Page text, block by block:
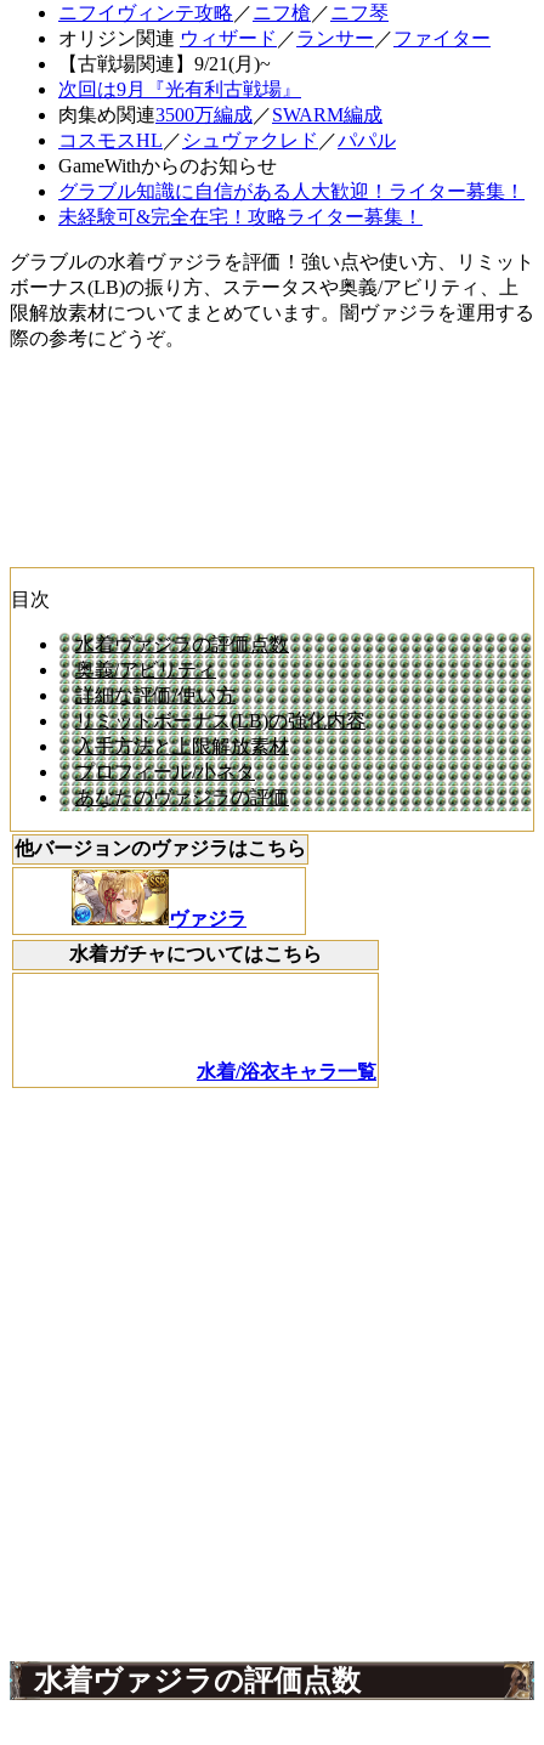
ニフイヴィンテ攻略 ／ニフ槍 ／ニフ琴
オリジン関連 ウィザード ／ランサー ／ファイター
【古戦場関連】9/21(月)~
次回は9月『光有利古戦場』
肉集め関連3500万編成／SWARM編成
コスモスHL ／ シュヴァクレド ／パパル
GameWithからのお知らせ
グラブル知識に自信がある人大歓迎！ライター募集！
未経験可&完全在宅！攻略ライター募集！
グラブルの水着ヴァジラを評価！強い点や使い方、リミット
ボーナス(LB)の振り方、ステータスや奥義/アビリティ、上
限解放素材についてまとめています。闇ヴァジラを運用する
際の参考にどうぞ。
目次
水着ヴァジラの評価点数
奥義/アビリティ
詳細な評価/使い方
リミットボーナス(LB)の強化内容
入手方法と上限解放素材
プロフィール/小ネタ
あなたのヴァジラの評価
他バージョンのヴァジラはこちら
ヴァジラ
水着ガチャについてはこちら
水着/浴衣キャラ一覧
水着ヴァジラの評価点数